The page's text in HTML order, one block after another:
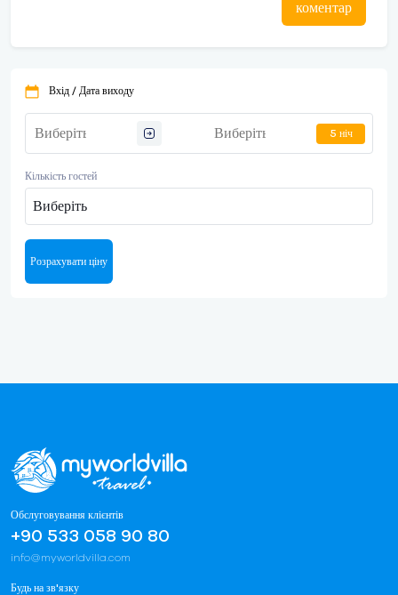
коментар
Вхід / Дата виходу
5 ніч
Кількість гостей
Виберіть
Розрахувати ціну
Обслуговування клієнтів
+90 533 058 90 80
info@myworldvilla.com
Будь на зв'язку